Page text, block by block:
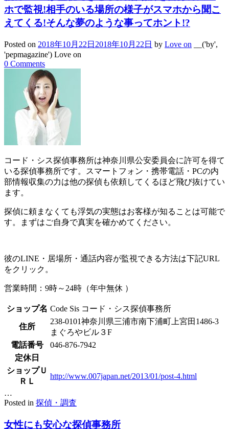
ホで監視!相手のいる場所の様子がスマホから聞こ
えてくる!そんな夢のような事ってホント!?
Posted on 2018年10月22日 2018年10月22日 by Love on __('by',
'pepmagazine') Love on
0 Comments
コード・シス探偵事務所は神奈川県公安委員会に許可を得て
いる探偵事務所です。スマートフォン・携帯電話・PCの内
部情報収集の力は他の探偵も依頼してくるほど飛び抜けてい
ます。
探偵に頼まなくても浮気の実態はお客様が知ることは可能で
す。まずはご自身で真実を確かめてください。
彼のLINE・居場所・通話内容が監視できる方法は下記URL
をクリック。
営業時間：9時～24時（年中無休 ）
ショップ名 Code Sis コード・シス探偵事務所
住所
238-0101神奈川県三浦市南下浦町上宮田1486-3
まぐろやビル３F
電話番号
046-876-7942
定休日
ショップＵ
ＲＬ
http://www.007japan.net/2013/01/post-4.html
…
Posted in 探偵・調査
女性にも安心な探偵事務所